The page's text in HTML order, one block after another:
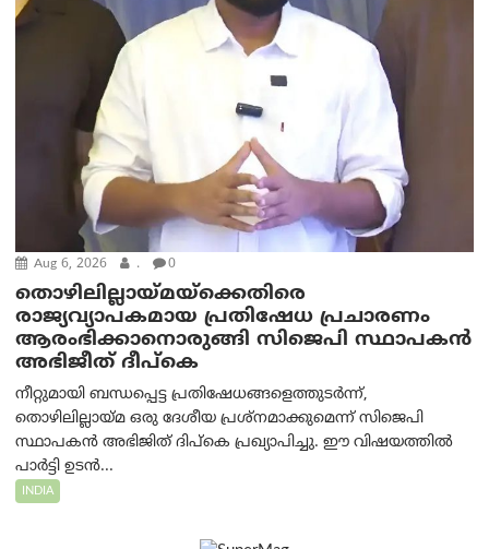
Aug 6, 2026 . 0
തൊഴിലില്ലായ്മയ്ക്കെതിരെ
രാജ്യവ്യാപകമായ പ്രതിഷേധ പ്രചാരണം
ആരംഭിക്കാനൊരുങ്ങി സിജെപി സ്ഥാപകന്‍
അഭിജീത് ദീപ്കെ
നീറ്റുമായി ബന്ധപ്പെട്ട പ്രതിഷേധങ്ങളെത്തുടർന്ന്,
തൊഴിലില്ലായ്മ ഒരു ദേശീയ പ്രശ്നമാക്കുമെന്ന് സിജെപി
സ്ഥാപകൻ അഭിജിത് ദിപ്കെ പ്രഖ്യാപിച്ചു. ഈ വിഷയത്തിൽ
പാർട്ടി ഉടൻ...
INDIA